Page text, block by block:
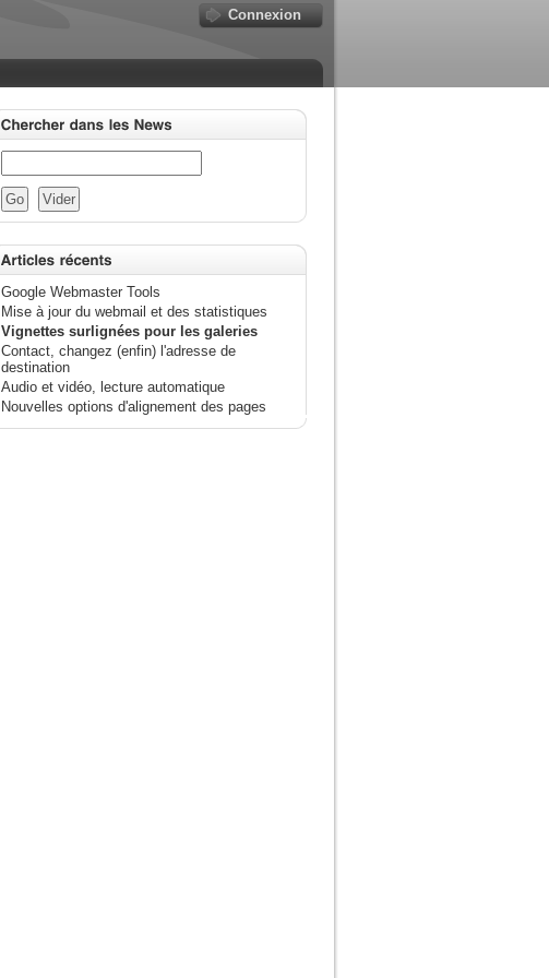
Connexion
Google Webmaster Tools
Mise à jour du webmail et des statistiques
Vignettes surlignées pour les galeries
Contact, changez (enfin) l'adresse de
destination
Audio et vidéo, lecture automatique
Nouvelles options d'alignement des pages